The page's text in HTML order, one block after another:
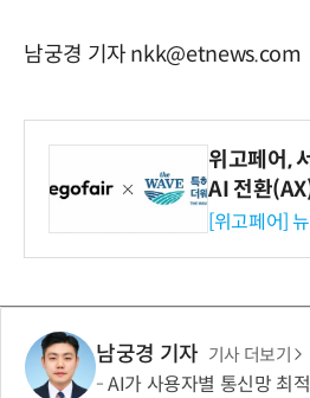
남궁경 기자 nkk@etnews.com
위고페어,
AI 전환
시엄 선정
[위고페어]
남궁경 기자 기사 더보기
AI가 사용자별 통신망 최적화…삼성